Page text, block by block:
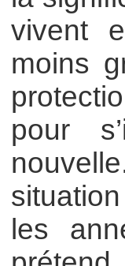
vivent
moins
pour
les